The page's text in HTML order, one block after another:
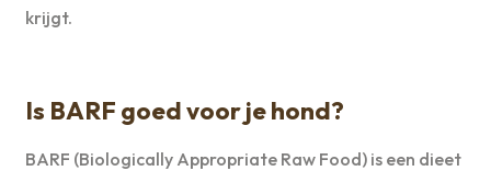
krijgt.
Is BARF goed voor je hond?
BARF (Biologically Appropriate Raw Food) is een dieet